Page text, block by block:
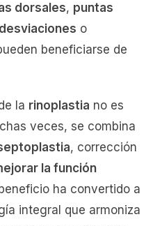
dorsales, puntas
desviaciones o
beneficiarse de
la rinoplastia no es
veces, se combina
, corrección
la función
ha convertido a
integral que armoniza